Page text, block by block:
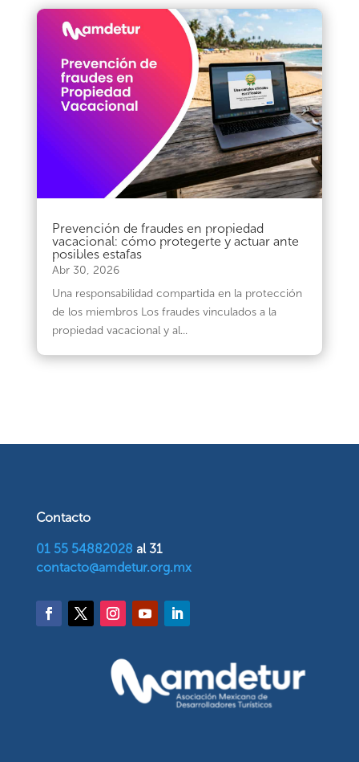
Prevención de fraudes en propiedad
vacacional: cómo protegerte y actuar ante
posibles estafas
Abr 30, 2026
Una responsabilidad compartida en la protección
de los miembros Los fraudes vinculados a la
propiedad vacacional y al...
Contacto
01 55 54882028 al 31
contacto@amdetur.org.mx